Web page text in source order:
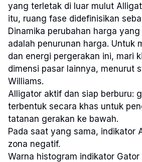
yang terletak di luar mulut
itu, ruang fase didefinisikan
Dinamika perubahan harga
adalah penurunan harga. Untuk
dan energi pergerakan ini, mari
dimensi pasar lainnya, menurut
Williams.
Alligator aktif dan siap berburu:
terbentuk secara khas untuk
tatanan gerakan ke bawah.
Pada saat yang sama, indikator
zona negatif.
Warna histogram indikator Gator